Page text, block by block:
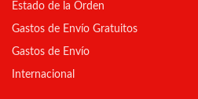
Estado de la Orden
Gastos de Envío Gratuitos
Gastos de Envío
Internacional